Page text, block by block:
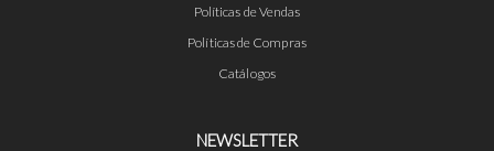
Políticas de Vendas
Políticas de Compras
Catálogos
NEWSLETTER